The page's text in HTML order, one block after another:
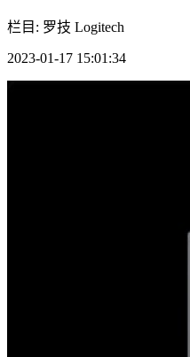
栏目: 罗技 Logitech
2023-01-17 15:01:34